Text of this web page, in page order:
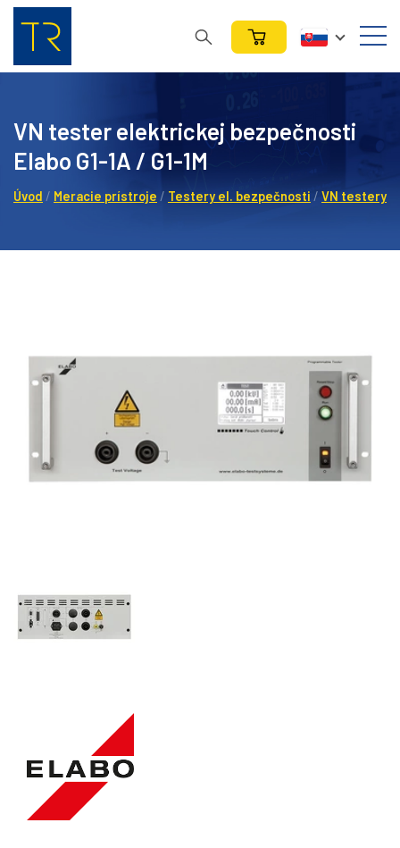
VN tester elektrickej bezpečnosti
Elabo G1-1A / G1-1M
Úvod / Meracie prístroje / Testery el. bezpečnosti / VN testery